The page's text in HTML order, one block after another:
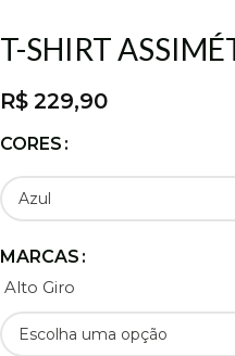
T-SHIRT
R$ 229,90
CORES
MARCAS
Alto Giro